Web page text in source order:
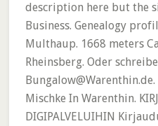
description here but the
Business. Genealogy
Multhaup. 1668 meters
Rheinsberg. Oder
Mischke In Warenthin.
DIGIPALVELUIHIN